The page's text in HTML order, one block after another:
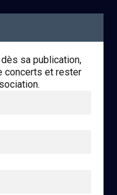
sa publication,
concerts et rester